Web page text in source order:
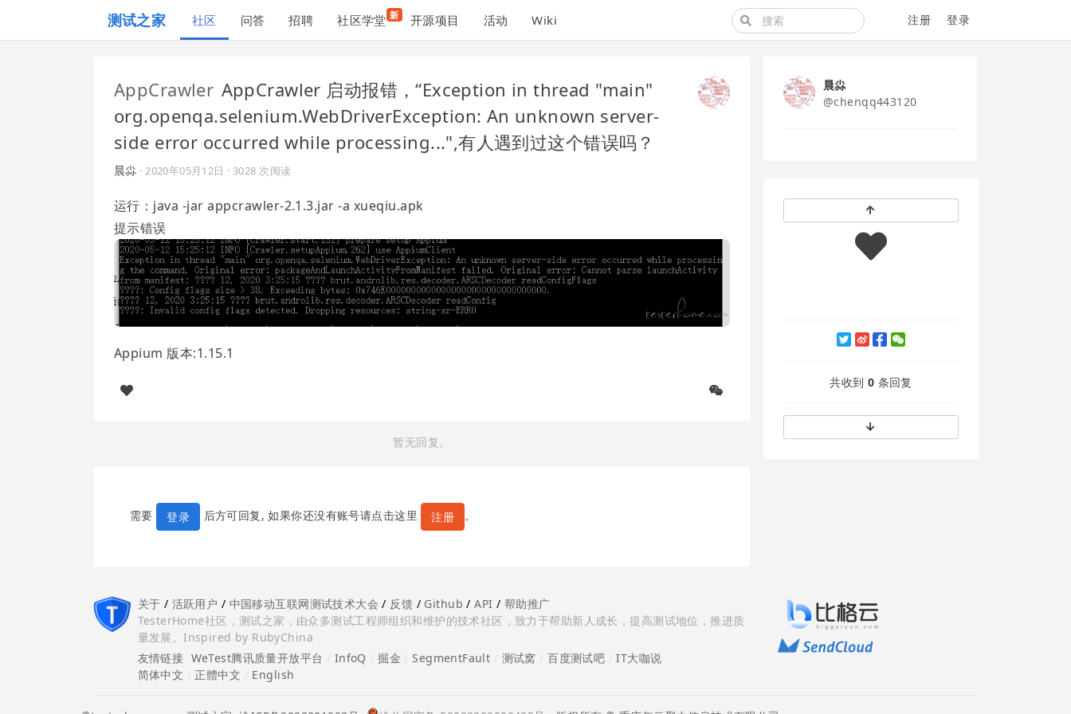
测试之家 社区 问答 招聘 社区学堂 新 开源项目 活动 Wiki 注册 登录
AppCrawler AppCrawler 启动报错，“Exception in thread "main"
org.openqa.selenium.WebDriverException: An unknown server-
side error occurred while processing...",有人遇到过这个错误吗？
晨尛 ·2020年05月12日 · 3028 次阅读
运行：java -jar appcrawler-2.1.3.jar -a xueqiu.apk
提示错误
Appium 版本:1.15.1
暂无回复。
需要 登录 后方可回复, 如果你还没有账号请点击这里 注册 。
晨尛
@chenqq443120
共收到 0 条回复
关于 / 活跃用户 / 中国移动互联网测试技术大会 / 反馈 / Github /API / 帮助推广
TesterHome社区，测试之家，由众多测试工程师组织和维护的技术社区，致力于帮助新人成长，提高测试地位，推进质
量发展。Inspired by RubyChina
友情链接 WeTest腾讯质量开放平台 InfoQ /掘金 /SegmentFault 测试窝 /百度测试吧 /IT大咖说
简体中文
正體中文 English